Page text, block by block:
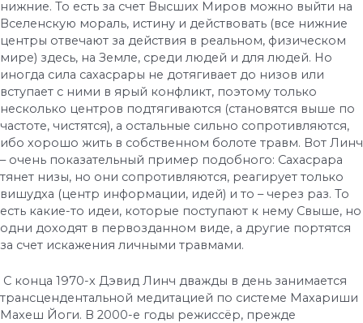
нижние. То есть за счет Высших Миров можно выйти на
Вселенскую мораль, истину и действовать (все нижние
центры отвечают за действия в реальном, физическом
мире) здесь, на Земле, среди людей и для людей. Но
иногда сила сахасрары не дотягивает до низов или
вступает с ними в ярый конфликт, поэтому только
несколько центров подтягиваются (становятся выше по
частоте, чистятся), а остальные сильно сопротивляются,
ибо хорошо жить в собственном болоте травм. Вот Линч
– очень показательный пример подобного: Сахасрара
тянет низы, но они сопротивляются, реагирует только
вишудха (центр информации, идей) и то – через раз. То
есть какие-то идеи, которые поступают к нему Свыше, но
одни доходят в первозданном виде, а другие портятся
за счет искажения личными травмами.
С конца 1970-х Дэвид Линч дважды в день занимается
трансцендентальной медитацией по системе Махариши
Махеш Йоги. В 2000-е годы режиссёр, прежде